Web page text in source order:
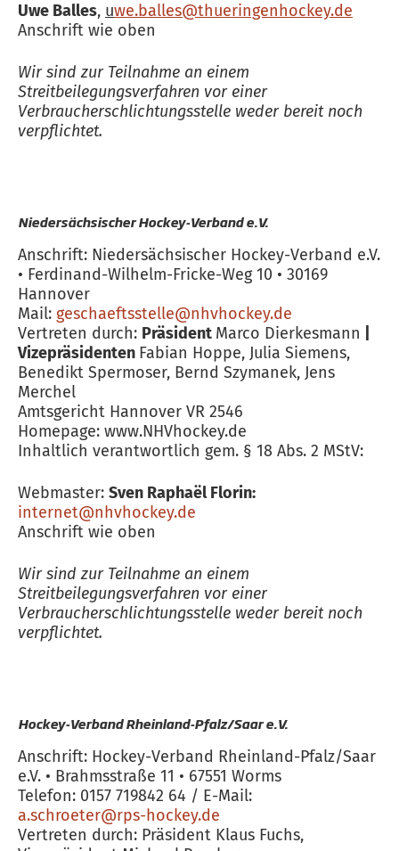
Uwe Balles, uwe.balles@thueringenhockey.de
Anschrift wie oben
Wir sind zur Teilnahme an einem
Streitbeilegungsverfahren vor einer
Verbraucherschlichtungsstelle weder bereit noch
verpflichtet.
Niedersächsischer Hockey-Verband e.V.
Anschrift: Niedersächsischer Hockey-Verband e.V.
• Ferdinand-Wilhelm-Fricke-Weg 10 • 30169
Hannover
Mail: geschaeftsstelle@nhvhockey.de
Vertreten durch: Präsident Marco Dierkesmann
Vizepräsidenten Fabian Hoppe, Julia Siemens,
Benedikt Spermoser, Bernd Szymanek, Jens
Merchel
Amtsgericht Hannover VR 2546
Homepage: www.NHVhockey.de
Inhaltlich verantwortlich gem. § 18 Abs. 2 MStV:
Webmaster: Sven Raphaël Florin:
internet@nhvhockey.de
Anschrift wie oben
Wir sind zur Teilnahme an einem
Streitbeilegungsverfahren vor einer
Verbraucherschlichtungsstelle weder bereit noch
verpflichtet.
Hockey-Verband Rheinland-Pfalz/Saar e.V.
Anschrift: Hockey-Verband Rheinland-Pfalz/Saar
e.V. • Brahmsstraße 11 • 67551 Worms
Telefon: 0157 719842 64 / E-Mail:
a.schroeter@rps-hockey.de
Vertreten durch: Präsident Klaus Fuchs,